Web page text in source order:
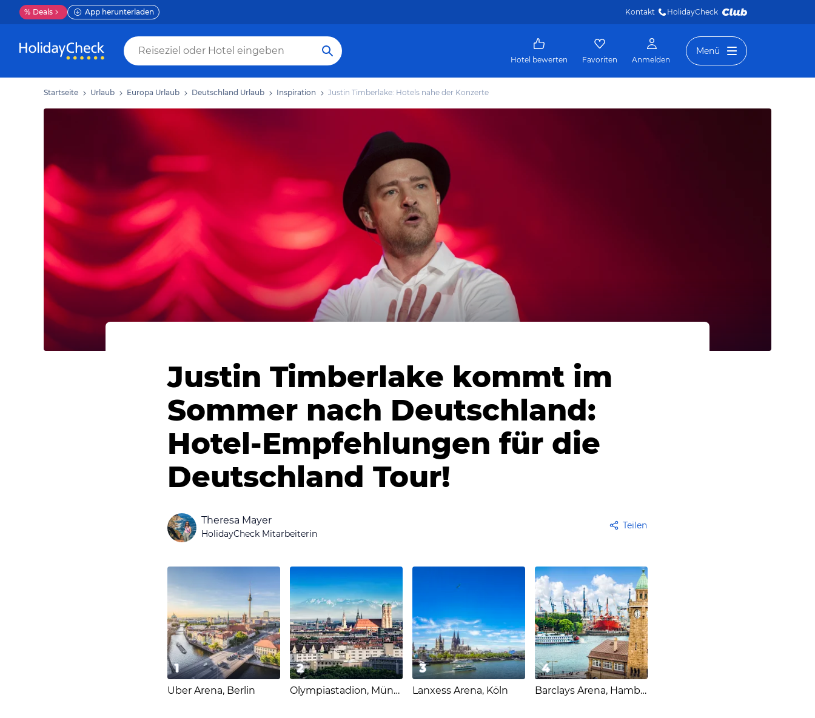
% Deals App herunterladen Kontakt HolidayCheck
Hotel bewerten Favoriten Anmelden
Menü
Startseite Urlaub Europa Urlaub Deutschland Urlaub Inspiration Justin Timberlake: Hotels nahe der Konzerte
Justin Timberlake kommt im
Sommer nach Deutschland:
Hotel-Empfehlungen für die
Deutschland Tour!
Theresa Mayer
HolidayCheck Mitarbeiterin
Teilen
1
Uber Arena, Berlin
2
Olympiastadion, München
3
Lanxess Arena, Köln
4
Barclays Arena, Hamburg